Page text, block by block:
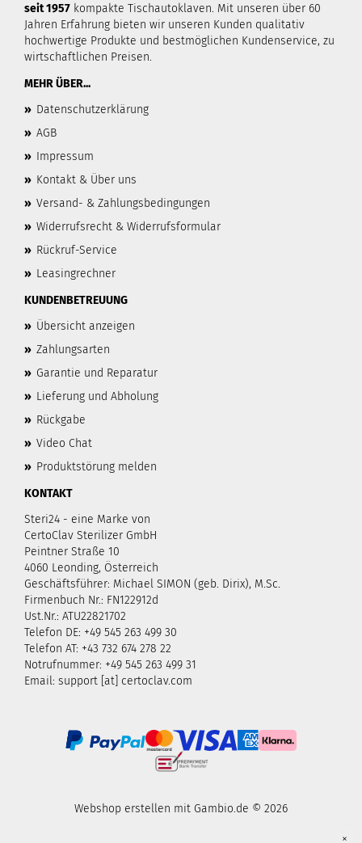
seit 1957 kompakte Tischautoklaven. Mit unseren über 60
Jahren Erfahrung bieten wir unseren Kunden qualitativ
hochwertige Produkte und bestmöglichen Kundenservice, zu
wirtschaftlichen Preisen.
MEHR ÜBER...
» Datenschutzerklärung
» AGB
» Impressum
» Kontakt & Über uns
» Versand- & Zahlungsbedingungen
» Widerrufsrecht & Widerrufsformular
» Rückruf-Service
» Leasingrechner
KUNDENBETREUUNG
» Übersicht anzeigen
» Zahlungsarten
» Garantie und Reparatur
» Lieferung und Abholung
» Rückgabe
» Video Chat
» Produktstörung melden
KONTAKT
Steri24 - eine Marke von
CertoClav Sterilizer GmbH
Peintner Straße 10
4060 Leonding, Österreich
Geschäftsführer: Michael SIMON (geb. Dirix), M.Sc.
Firmenbuch Nr.: FN122912d
Ust.Nr.: ATU22821702
Telefon DE: +49 545 263 499 30
Telefon AT: +43 732 674 278 22
Notrufnummer: +49 545 263 499 31
Email: support [at] certoclav.com
×
Webshop erstellen mit Gambio.de © 2026